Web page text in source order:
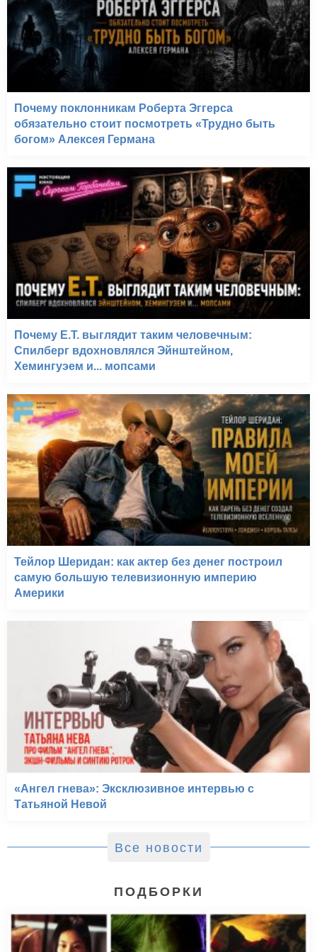
Бумер (2003)
Суррогаты (2009)
Геймеры (2012)
Бретёр (2013)
Почему поклонникам Роберта Эггерса
обязательно стоит посмотреть «Трудно быть
богом» Алексея Германа
Почему E.T. выглядит таким человечным:
Спилберг вдохновлялся Эйнштейном,
Хемингуэем и... мопсами
Тейлор Шеридан: как актер без денег построил
самую большую телевизионную империю
Америки
«Ангел гнева»: Эксклюзивное интервью с
Татьяной Невой
Все новости
ПОДБОРКИ